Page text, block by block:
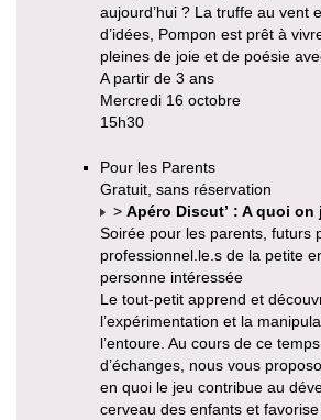
aujourd’hui ? La truffe au vent
d’idées, Pompon est prêt à
pleines de joie et de poésie
A partir de 3 ans
Mercredi 16 octobre
15h30
Pour les Parents
Gratuit, sans réservation
> Apéro Discut’ : A quoi on
Soirée pour les parents, futurs
professionnel.le.s de la petite
personne intéressée
Le tout-petit apprend et
l’expérimentation et la
l’entoure. Au cours de ce
d’échanges, nous vous
en quoi le jeu contribue au
cerveau des enfants et